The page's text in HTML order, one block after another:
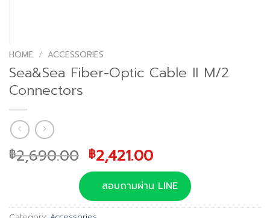
HOME / ACCESSORIES
Sea&Sea Fiber-Optic Cable II M/2
Connectors
฿2,690.00 Original
price
was:
฿2,690.00.
฿2,421.00Current
price
is:
฿2,421.00.
สอบถามผ่าน LINE